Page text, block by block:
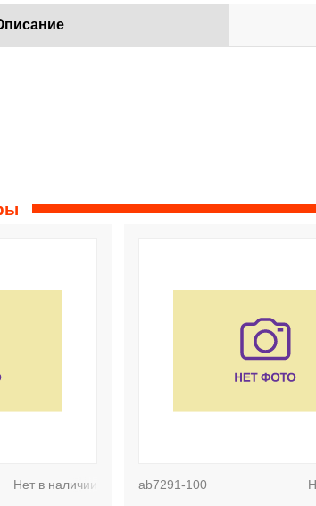
Нет в наличии ab7291-100